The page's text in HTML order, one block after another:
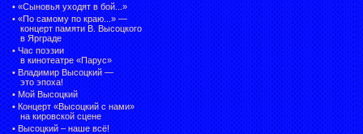
• «Сыновья уходят в бой...»
• «По самому по краю...» —
концерт памяти В. Высоцкого
в Ярграде
• Час поэзии
в кинотеатре «Парус»
• Владимир Высоцкий —
это эпоха!
• Мой Высоцкий
• Концерт «Высоцкий с нами»
на кировской сцене
• Высоцкий – наше всё!